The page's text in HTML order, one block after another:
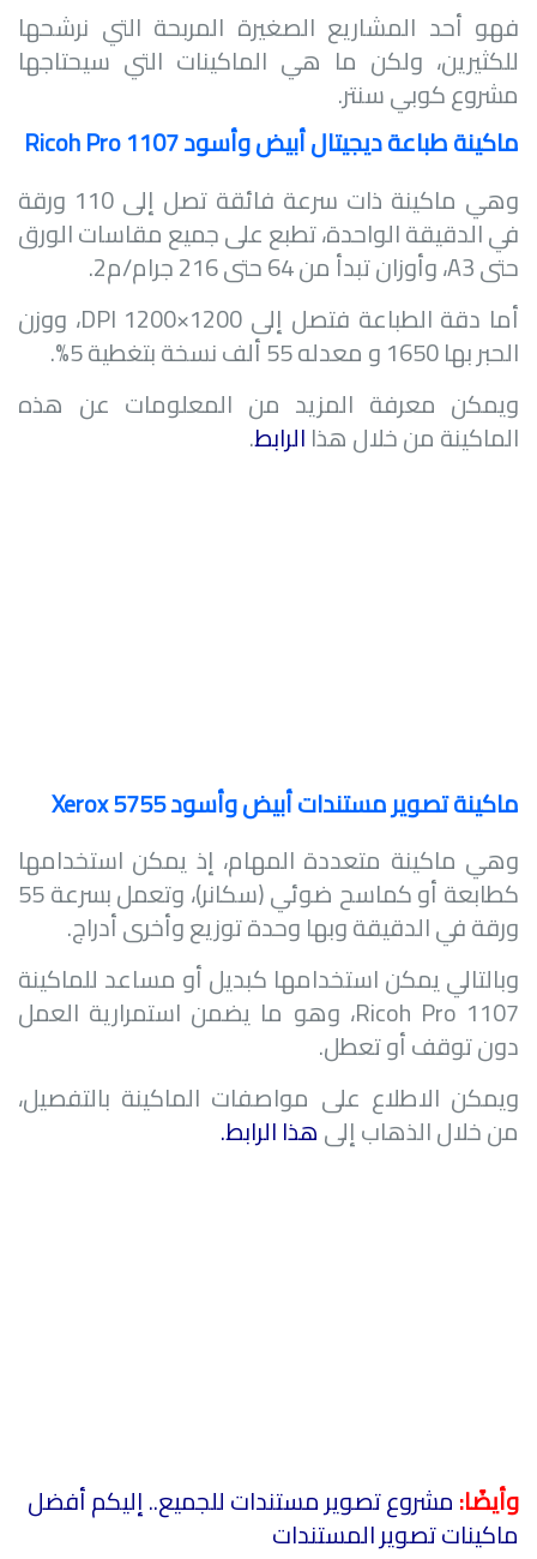
فهو أحد المشاريع الصغيرة المربحة التي نرشحها
للكثيرين، ولكن ما هي الماكينات التي سيحتاجها
مشروع كوبي سنتر.
ماكينة طباعة ديجيتال أبيض وأسودRicoh Pro 1107
وهي ماكينة ذات سرعة فائقة تصل إلى 110 ورقة
في الدقيقة الواحدة، تطبع على جميع مقاسات الورق
حتىA3، وأوزان تبدأ من 64 حتى 216 جرام/م2.
أما دقة الطباعة فتصل إلى 1200×1200
DPI، ووزن
الحبر بها 1650 و معدله 55 ألف نسخة بتغطية 5%.
ويمكن معرفة المزيد من المعلومات عن هذه
الماكينة من خلال هذاالرابط.
ماكينة تصوير مستندات أبيض وأسودXerox 5755
وهي ماكينة متعددة المهام، إذ يمكن استخدامها
كطابعة أو كماسح ضوئي (سكانر)، وتعمل بسرعة 55
ورقة في الدقيقة وبها وحدة توزيع وأخرى أدراج.
وبالتالي يمكن استخدامها كبديل أو مساعد للماكينة
Ricoh Pro 1107، وهو ما يضمن استمرارية العمل
دون توقف أو تعطل.
ويمكن الاطلاع على مواصفات الماكينة بالتفصيل،
من خلال الذهاب إلىهذا الرابط.
وأيضًا:مشروع تصوير مستندات للجميع.. إليكم أفضل
ماكينات تصوير المستندات